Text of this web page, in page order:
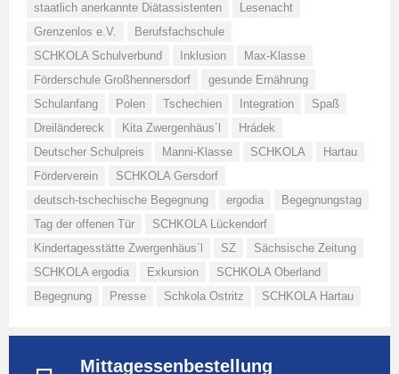
staatlich anerkannte Diätassistenten
Lesenacht
Grenzenlos e.V.
Berufsfachschule
SCHKOLA Schulverbund
Inklusion
Max-Klasse
Förderschule Großhennersdorf
gesunde Ernährung
Schulanfang
Polen Tschechien Integration
Spaß
Dreiländereck
Kita Zwergenhäus´l
Hrádek
Deutscher Schulpreis
Manni-Klasse SCHKOLA
Hartau
Förderverein
SCHKOLA Gersdorf
deutsch-tschechische Begegnung
ergodia
Begegnungstag
Tag der offenen Tür
SCHKOLA Lückendorf
Kindertagesstätte Zwergenhäus´l
SZ
Sächsische Zeitung
SCHKOLA ergodia
Exkursion
SCHKOLA Oberland
Begegnung
Presse Schkola Ostritz SCHKOLA Hartau
Mittagessenbestellung